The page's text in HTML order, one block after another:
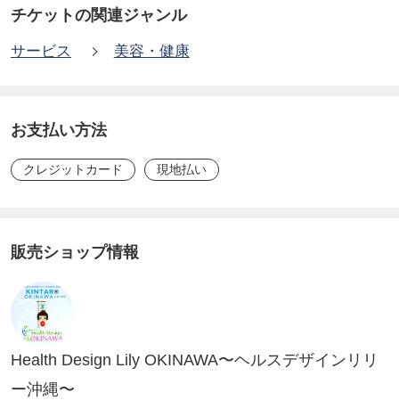
“人々の健康寿命を延ばす”ための挑戦
様々な細胞に分化できる能力も持った複能性細胞で
その培養過程で使われる培養上清液にも細胞修復/ア
幹細胞培養上清液をご購入頂き、指定の医療機関で
け、２回目を点滴します。
掛かる費用は「幹細胞培養上清液10cc」のお値段＋
点滴自費44,000円(２回分)となります。
理想としては20ccを点滴されることをお勧めしてい
チケットの関連ジャンル
サービス 美容・健康
お支払い方法
クレジットカード 現地払い
販売ショップ情報
Health Design Lily OKINAWA〜ヘルスデザインリリ
ー沖縄〜